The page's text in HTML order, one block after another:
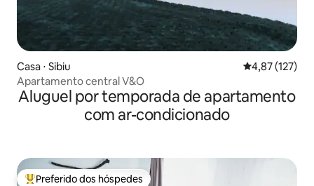
Casa ⋅ Sibiu 4,87 de uma
4,87 (127)
Apartamento central V&O
Aluguel por temporada de apartamento
com ar-condicionado
Preferido dos hóspedes